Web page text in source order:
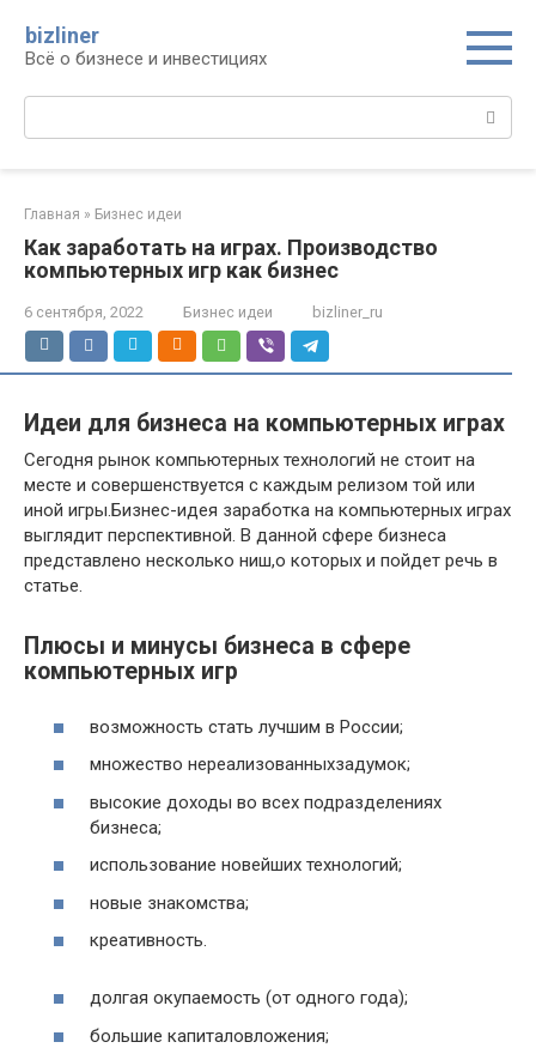
контенту
bizliner
Всё о бизнесе и инвестициях
Поиск:
Главная » Бизнес идеи
Как заработать на играх. Производство
компьютерных игр как бизнес
6 сентября, 2022 Бизнес идеи bizliner_ru
Идеи для бизнеса на компьютерных играх
Сегодня рынок компьютерных технологий не стоит на
месте и совершенствуется с каждым релизом той или
иной игры.Бизнес-идея заработка на компьютерных играх
выглядит перспективной. В данной сфере бизнеса
представлено несколько ниш,о которых и пойдет речь в
статье.
Плюсы и минусы бизнеса в сфере
компьютерных игр
возможность стать лучшим в России;
множество нереализованныхзадумок;
высокие доходы во всех подразделениях
бизнеса;
использование новейших технологий;
новые знакомства;
креативность.
долгая окупаемость (от одного года);
большие капиталовложения;